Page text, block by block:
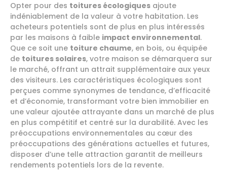
Opter pour des toitures écologiques ajoute
indéniablement de la valeur à votre habitation. Les
acheteurs potentiels sont de plus en plus intéressés
par les maisons à faible impact environnemental.
Que ce soit une toiture chaume, en bois, ou équipée
de toitures solaires, votre maison se démarquera sur
le marché, offrant un attrait supplémentaire aux yeux
des visiteurs. Les caractéristiques écologiques sont
perçues comme synonymes de tendance, d’efficacité
et d’économie, transformant votre bien immobilier en
une valeur ajoutée attrayante dans un marché de plus
en plus compétitif et centré sur la durabilité. Avec les
préoccupations environnementales au cœur des
préoccupations des générations actuelles et futures,
disposer d’une telle attraction garantit de meilleurs
rendements potentiels lors de la revente.